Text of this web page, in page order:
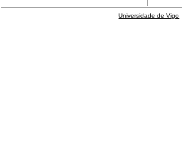
Universidade de Vigo